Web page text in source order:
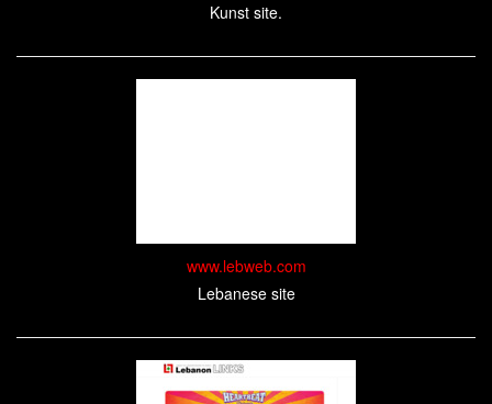
Kunst site.
www.lebweb.com
Lebanese site